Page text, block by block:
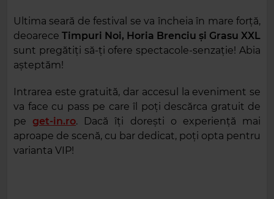
Ultima seară de festival se va încheia în mare forță,
deoarece Timpuri Noi, Horia Brenciu și Grasu XXL
sunt pregătiți să-ți ofere spectacole-senzație! Abia
așteptăm!
Intrarea este gratuită, dar accesul la eveniment se
va face cu pass pe care îl poți descărca gratuit de
pe get-in.ro. Dacă îți dorești o experiență mai
aproape de scenă, cu bar dedicat, poți opta pentru
varianta VIP!